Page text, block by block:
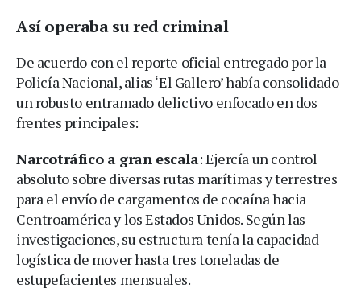
Así operaba su red criminal
De acuerdo con el reporte oficial entregado por la
Policía Nacional, alias ‘El Gallero’ había consolidado
un robusto entramado delictivo enfocado en dos
frentes principales:
Narcotráfico a gran escala: Ejercía un control
absoluto sobre diversas rutas marítimas y terrestres
para el envío de cargamentos de cocaína hacia
Centroamérica y los Estados Unidos. Según las
investigaciones, su estructura tenía la capacidad
logística de mover hasta tres toneladas de
estupefacientes mensuales.